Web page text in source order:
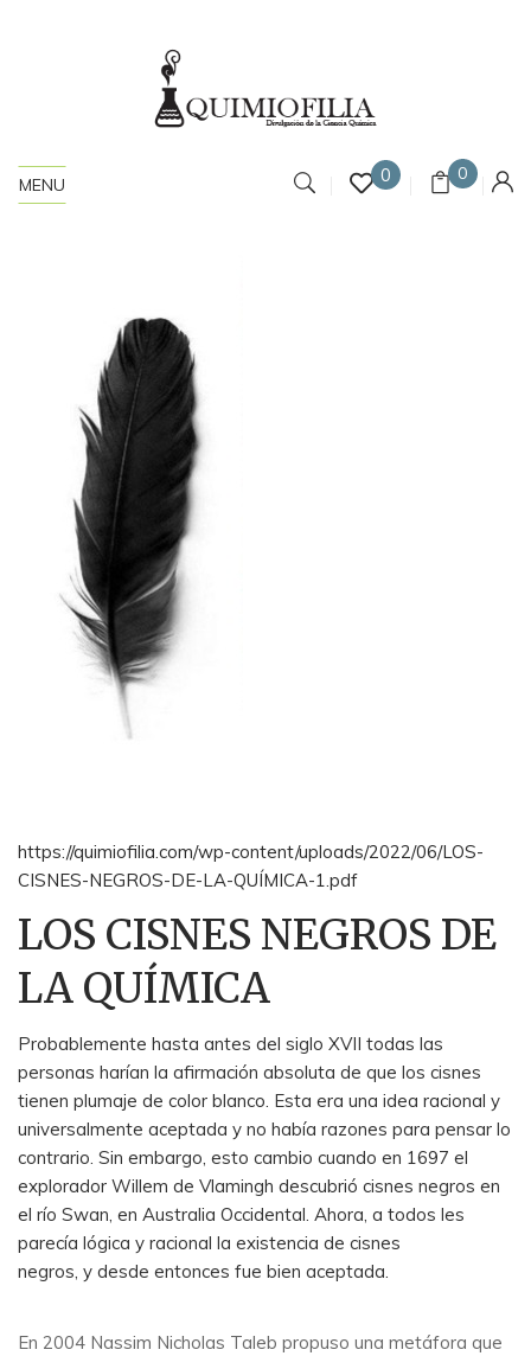
MENU 0 0
https://quimiofilia.com/wp-content/uploads/2022/06/LOS-
CISNES-NEGROS-DE-LA-QUÍMICA-1.pdf
LOS CISNES NEGROS DE
LA QUÍMICA
Probablemente hasta antes del siglo XVII todas las
personas harían la afirmación absoluta de que los cisnes
tienen plumaje de color blanco. Esta era una idea racional y
universalmente aceptada y no había razones para pensar lo
contrario. Sin embargo, esto cambio cuando en 1697 el
explorador Willem de Vlamingh descubrió cisnes negros en
el río Swan, en Australia Occidental. Ahora, a todos les
parecía lógica y racional la existencia de cisnes
negros, y desde entonces fue bien aceptada.
En 2004 Nassim Nicholas Taleb propuso una metáfora que